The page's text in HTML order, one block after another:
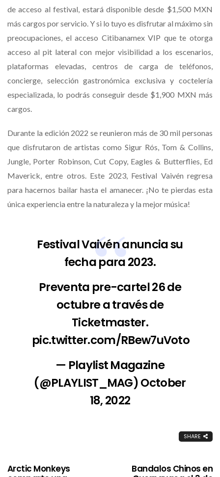
de acceso al festival, estará disponible desde $1,500 MXN
más cargos por servicio. Y si lo tuyo es disfrutar al máximo sin
preocupaciones, el acceso Citibanamex VIP que te otorga
acceso al pit lateral con mejor visibilidad a los escenarios,
plataformas elevadas, centros de carga de teléfonos,
concierge, selección gastronómica exclusiva y coctelería
especializada, lo podrás conseguir desde $1,900 MXN más
cargos.
Durante la edición 2022 se reunieron más de 30 mil personas
que disfrutaron de artistas como Sigur Rós, Tom & Collins,
Jungle, Porter Robinson, Cut Copy, Eagles & Butterflies, Ed
Maverick, entre otros. Este 2023, Festival Vaivén regresa
para hacernos bailar hasta el amanecer. ¡No te pierdas esta
única experiencia entre la naturaleza y la mejor música!
Festival Vaivén anuncia su
fecha para 2023.
Preventa pre-cartel 26 de
octubre a través de
Ticketmaster.
pic.twitter.com/RBew7uVoto
— Playlist Magazine
(@PLAYLIST_MAG)October
18, 2022
SHARE
Arctic Monkeys
Bandalos Chinos en